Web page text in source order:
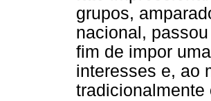
grupos,
nacional,
fim de impor
interesses e, ao